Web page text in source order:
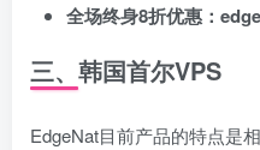
全场终身8折优惠：
三、韩国首尔VPS
EdgeNat目前产品的特点是